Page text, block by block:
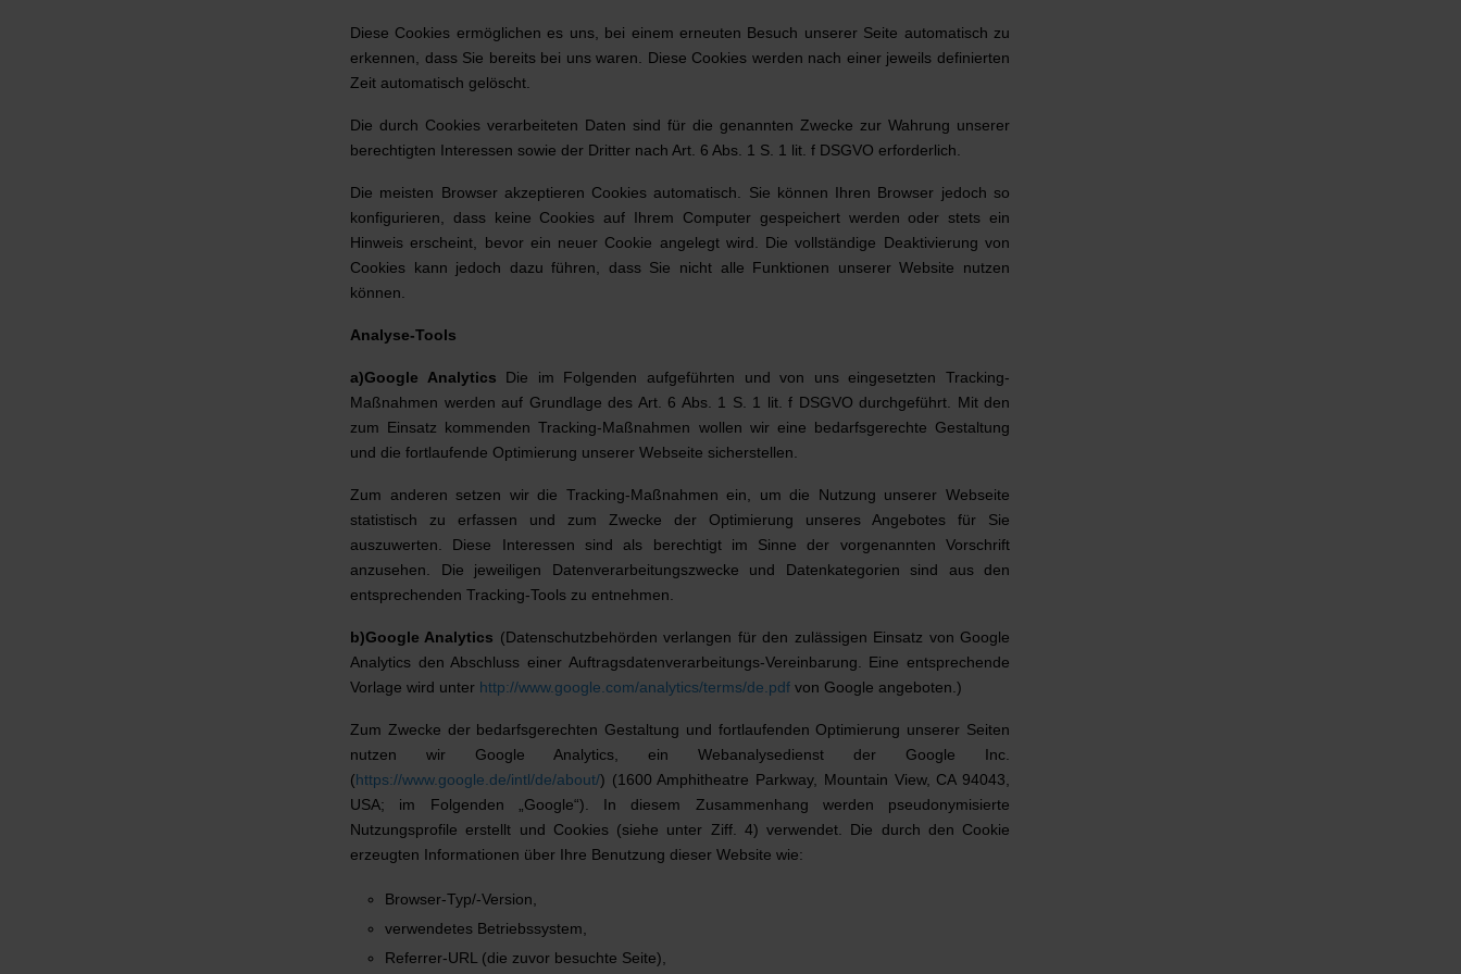
Diese Cookies ermöglichen es uns, bei einem erneuten Besuch unserer Seite automatisch zu
erkennen, dass Sie bereits bei uns waren. Diese Cookies werden nach einer jeweils definierten
Zeit automatisch gelöscht.
Die durch Cookies verarbeiteten Daten sind für die genannten Zwecke zur Wahrung unserer
berechtigten Interessen sowie der Dritter nach Art. 6 Abs. 1 S. 1 lit. f DSGVO erforderlich.
Die meisten Browser akzeptieren Cookies automatisch. Sie können Ihren Browser jedoch so
konfigurieren, dass keine Cookies auf Ihrem Computer gespeichert werden oder stets ein
Hinweis erscheint, bevor ein neuer Cookie angelegt wird. Die vollständige Deaktivierung von
Cookies kann jedoch dazu führen, dass Sie nicht alle Funktionen unserer Website nutzen
können.
Analyse-Tools
a)Google Analytics Die im Folgenden aufgeführten und von uns eingesetzten Tracking-
Maßnahmen werden auf Grundlage des Art. 6 Abs. 1 S. 1 lit. f DSGVO durchgeführt. Mit den
zum Einsatz kommenden Tracking-Maßnahmen wollen wir eine bedarfsgerechte Gestaltung
und die fortlaufende Optimierung unserer Webseite sicherstellen.
Zum anderen setzen wir die Tracking-Maßnahmen ein, um die Nutzung unserer Webseite
statistisch zu erfassen und zum Zwecke der Optimierung unseres Angebotes für Sie
auszuwerten. Diese Interessen sind als berechtigt im Sinne der vorgenannten Vorschrift
anzusehen. Die jeweiligen Datenverarbeitungszwecke und Datenkategorien sind aus den
entsprechenden Tracking-Tools zu entnehmen.
b)Google Analytics (Datenschutzbehörden verlangen für den zulässigen Einsatz von Google
Analytics den Abschluss einer Auftragsdatenverarbeitungs-Vereinbarung. Eine entsprechende
Vorlage wird unter http://www.google.com/analytics/terms/de.pdf von Google angeboten.)
Zum Zwecke der bedarfsgerechten Gestaltung und fortlaufenden Optimierung unserer Seiten
nutzen wir Google Analytics, ein Webanalysedienst der Google Inc.
(https://www.google.de/intl/de/about/) (1600 Amphitheatre Parkway, Mountain View, CA 94043,
USA; im Folgenden „Google“). In diesem Zusammenhang werden pseudonymisierte
Nutzungsprofile erstellt und Cookies (siehe unter Ziff. 4) verwendet. Die durch den Cookie
erzeugten Informationen über Ihre Benutzung dieser Website wie:
Browser-Typ/-Version,
verwendetes Betriebssystem,
Referrer-URL (die zuvor besuchte Seite),